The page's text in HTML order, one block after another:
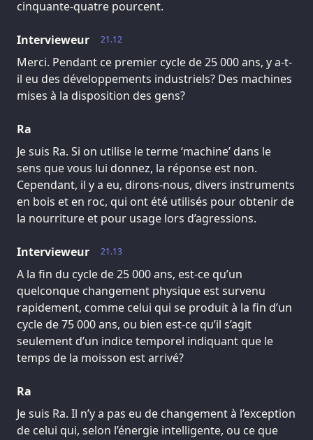
cinquante-quatre pourcent.
21.12
Intervieweur
Merci. Pendant ce premier cycle de 25 000 ans, y a-t-
il eu des développements industriels? Des machines
mises à la disposition des gens?
Ra
Je suis Ra. Si on utilise le terme ‘machine’ dans le
sens que vous lui donnez, la réponse est non.
Cependant, il y a eu, dirons-nous, divers instruments
en bois et en roc, qui ont été utilisés pour obtenir de
la nourriture et pour usage lors d’agressions.
21.13
Intervieweur
A la fin du cycle de 25 000 ans, est-ce qu’un
quelconque changement physique est survenu
rapidement, comme celui qui se produit à la fin d’un
cycle de 75 000 ans, ou bien est-ce qu’il s’agit
seulement d’un indice temporel indiquant que le
temps de la moisson est arrivé?
Ra
Je suis Ra. Il n’y a pas eu de changement à l’exception
de celui qui, selon l’énergie intelligente, ou ce que